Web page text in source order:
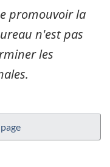
promouvoir la
n'est pas
les